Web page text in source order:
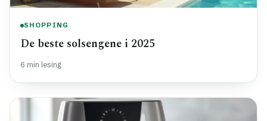
SHOPPING
De beste solsengene i 2025
6 min lesing